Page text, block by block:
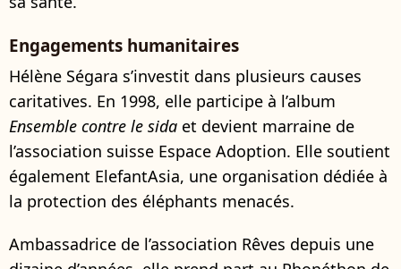
Engagements humanitaires
Hélène Ségara s’investit dans plusieurs causes
caritatives. En 1998, elle participe à l’album
Ensemble contre le sida et devient marraine de
l’association suisse Espace Adoption. Elle soutient
également ElefantAsia, une organisation dédiée à
la protection des éléphants menacés.
Ambassadrice de l’association Rêves depuis une